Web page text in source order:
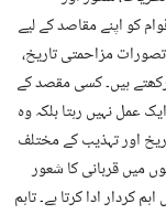
کو اپنے مقاصد کے لیے
مزاحمتی تاریخ،
ہیں۔ کسی مقصد کے
عمل نہیں رہتا بلکہ وہ
اور تہذیب کے مختلف
میں قربانی کا شعور
کردار ادا کرتا ہے۔ تاہم